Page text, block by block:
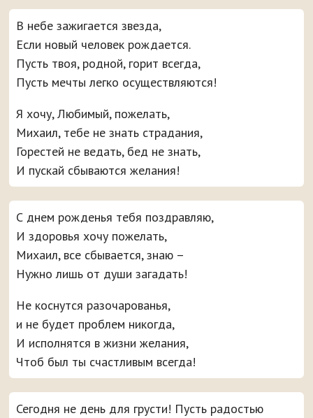
В небе зажигается звезда,
Если новый человек рождается.
Пусть твоя, родной, горит всегда,
Пусть мечты легко осуществляются!
Я хочу, Любимый, пожелать,
Михаил, тебе не знать страдания,
Горестей не ведать, бед не знать,
И пускай сбываются желания!
С днем рожденья тебя поздравляю,
И здоровья хочу пожелать,
Михаил, все сбывается, знаю –
Нужно лишь от души загадать!
Не коснутся разочарованья,
и не будет проблем никогда,
И исполнятся в жизни желания,
Чтоб был ты счастливым всегда!
Сегодня не день для грусти! Пусть радостью